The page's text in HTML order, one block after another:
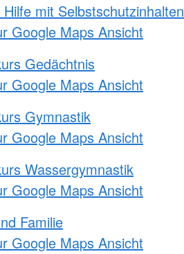
mit Selbstschutzinhalten
Google Maps Ansicht
Gedächtnis
Google Maps Ansicht
Gymnastik
Google Maps Ansicht
Wassergymnastik
Google Maps Ansicht
Familie
Google Maps Ansicht